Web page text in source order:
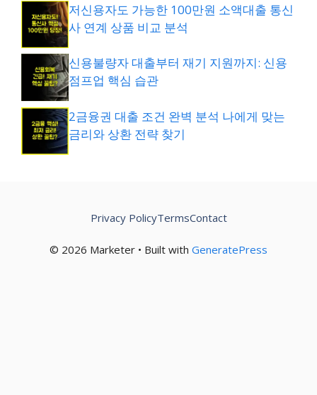
저신용자도 가능한 100만원 소액대출 통신
사 연계 상품 비교 분석
신용불량자 대출부터 재기 지원까지: 신용
점프업 핵심 습관
2금융권 대출 조건 완벽 분석 나에게 맞는
금리와 상환 전략 찾기
© 2026 Marketer • Built with GeneratePress
Privacy PolicyTermsContact